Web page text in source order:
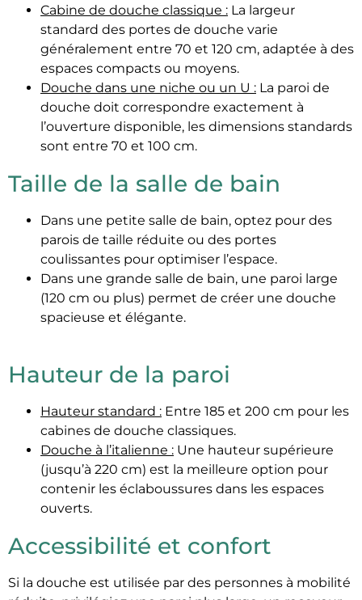
Cabine de douche classique : La largeur
standard des portes de douche varie
généralement entre 70 et 120 cm, adaptée à des
espaces compacts ou moyens.
Douche dans une niche ou un U : La paroi de
douche doit correspondre exactement à
l’ouverture disponible, les dimensions standards
sont entre 70 et 100 cm.
Taille de la salle de bain
Dans une petite salle de bain, optez pour des
parois de taille réduite ou des portes
coulissantes pour optimiser l’espace.
Dans une grande salle de bain, une paroi large
(120 cm ou plus) permet de créer une douche
spacieuse et élégante.
Hauteur de la paroi
Hauteur standard : Entre 185 et 200 cm pour les
cabines de douche classiques.
Douche à l’italienne : Une hauteur supérieure
(jusqu’à 220 cm) est la meilleure option pour
contenir les éclaboussures dans les espaces
ouverts.
Accessibilité et confort
Si la douche est utilisée par des personnes à mobilité